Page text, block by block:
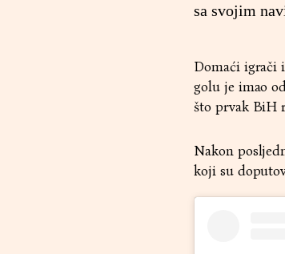
sa svojim
Domaći igrači
golu je imao
što prvak BiH
Nakon
koji su